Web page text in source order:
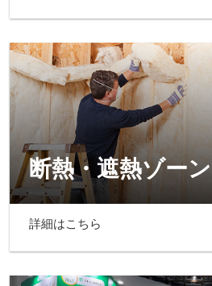
断熱・遮熱ゾーン
詳細はこちら